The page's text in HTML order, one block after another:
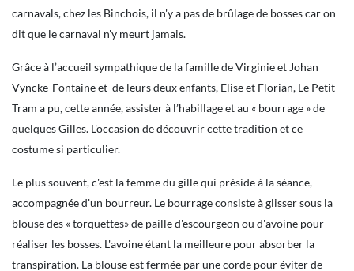
carnavals, chez les Binchois, il n'y a pas de brûlage de bosses car on
dit que le carnaval n'y meurt jamais.
Grâce à l’accueil sympathique de la famille de Virginie et Johan
Vyncke-Fontaine et de leurs deux enfants, Elise et Florian, Le Petit
Tram a pu, cette année, assister à l’habillage et au « bourrage » de
quelques Gilles. L'occasion de découvrir cette tradition et ce
costume si particulier.
Le plus souvent, c'est la femme du gille qui préside à la séance,
accompagnée d'un bourreur. Le bourrage consiste à glisser sous la
blouse des « torquettes» de paille d'escourgeon ou d'avoine pour
réaliser les bosses. L'avoine étant la meilleure pour absorber la
transpiration. La blouse est fermée par une corde pour éviter de